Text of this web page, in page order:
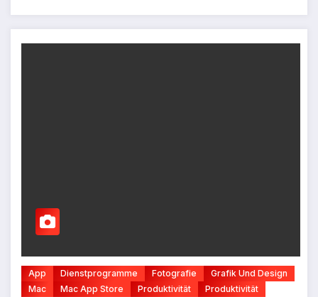
App Dienstprogramme Fotografie
Grafik Und Design
Mac
Mac App Store Produktivität Produktivität